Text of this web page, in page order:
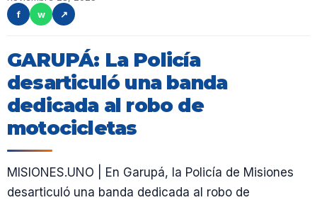
f
w ↗
GARUPÁ: La Policía
desarticuló una banda
dedicada al robo de
motocicletas
MISIONES.UNO | En Garupá, la Policía de Misiones
desarticuló una banda dedicada al robo de